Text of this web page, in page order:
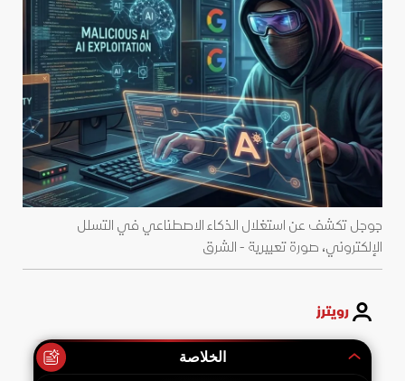
جوجل تكشف عن استغلال الذكاء الاصطناعي في التسلل
الإلكتروني، صورة تعبيرية - الشرق
رويترز
الخلاصة